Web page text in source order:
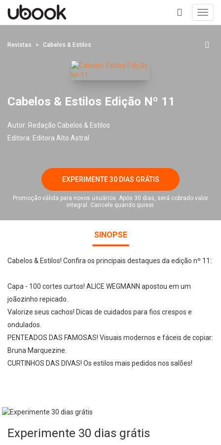
+
Revistas Cabelos & Estilos
Cabelos & Estilos Edição Nº 11
Autor: Redação Cabelos & Estilos
Editora: Editora Alto Astral
EXPERIMENTE 30 DIAS GRÁTIS
Promoção válida para novos usuários. Após 30 dias, será cobrado valor
integral. Cancele quando quiser.
SINOPSE
Cabelos & Estilos! Confira os principais destaques da edição nº 11:
Capa - 100 cortes curtos! ALICE WEGMANN apostou em um
joãozinho repicado.
Valorize seus cachos! Dicas de cuidados para fios crespos e
ondulados.
PENTEADOS DAS FAMOSAS! Visuais modernos e fáceis de copiar:
Bruna Marquezine.
CURTINHOS DAS DIVAS! Os estilos mais pedidos nos salões!
Experimente 30 dias grátis